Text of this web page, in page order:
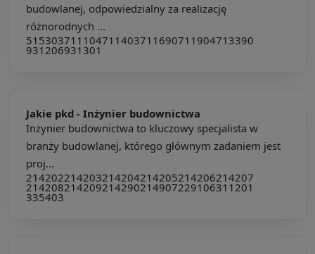
budowlanej, odpowiedzialny za realizację
różnorodnych ...
515303711104711403711690711904713390
931206931301
Jakie pkd - Inżynier budownictwa
Inżynier budownictwa to kluczowy specjalista w
branży budowlanej, którego głównym zadaniem jest
proj...
214202214203214204214205214206214207
214208214209214290214907229106311201
335403